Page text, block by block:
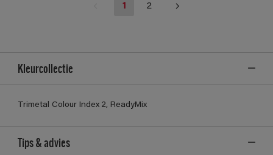
1 2
Kleurcollectie
Trimetal Colour Index 2, ReadyMix
Tips & advies